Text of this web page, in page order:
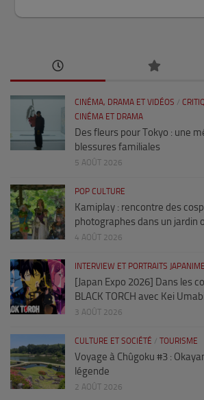
CINÉMA, DRAMA ET VIDÉOS /
CINÉMA ET DRAMA
Des fleurs pour Tokyo : une
blessures familiales
5 AOÛT 2026
POP CULTURE
Kamiplay : rencontre des
photographes dans un jardin
4 AOÛT 2026
INTERVIEW ET PORTRAITS JAPANIME
[Japan Expo 2026] Dans les
BLACK TORCH avec Kei
3 AOÛT 2026
CULTURE ET SOCIÉTÉ / TOURISME
Voyage à Chûgoku #3 :
légende
2 AOÛT 2026